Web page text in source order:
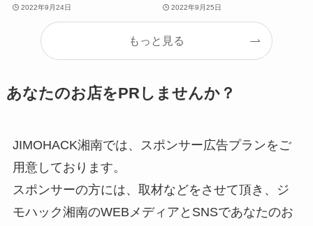
2022年9月24日 2022年9月25日
もっと見る
あなたのお店をPRしませんか？
JIMOHACK湘南では、スポンサー広告プランをご
用意しております。
スポンサーの方には、取材などをさせて頂き、ジ
モハック湘南のWEBメディアとSNSであなたのお